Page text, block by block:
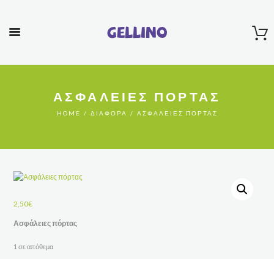
Gellino
ΑΣΦΆΛΕΙΕΣ ΠΌΡΤΑΣ
HOME ΔΙΆΦΟΡΑ ΑΣΦΆΛΕΙΕΣ ΠΌΡΤΑΣ
2,50€
Ασφάλειες πόρτας
1 σε απόθεμα